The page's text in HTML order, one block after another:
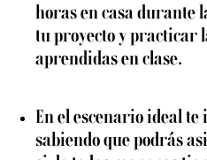
horas en casa durante
tu proyecto y practicar
aprendidas en clase.
En el escenario ideal
sabiendo que podrás